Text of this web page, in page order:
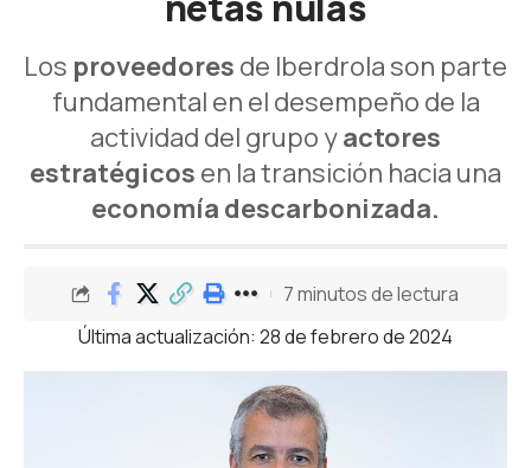
Los proveedores de Iberdrola son parte
fundamental en el desempeño de la
actividad del grupo yactores
estratégicos en la transición hacia una
economía descarbonizada.
Última actualización: 28 de febrero de 2024
7 minutos de lectura